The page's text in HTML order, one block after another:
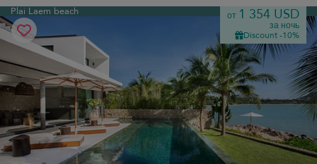
Plai Laem beach от 1 354 USD
за ночь
Discount -10%